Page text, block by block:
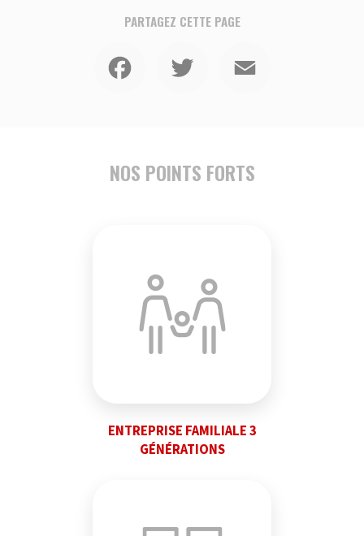
PARTAGEZ CETTE PAGE
NOS POINTS FORTS
ENTREPRISE FAMILIALE 3
GÉNÉRATIONS